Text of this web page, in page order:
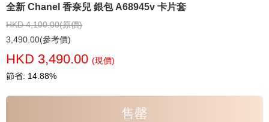
全新 Chanel 香奈兒 銀包 A68945v 卡片套
HKD 4,100.00(原價)
3,490.00(參考價)
HKD 3,490.00 (現價)
節省: 14.88%
售罄